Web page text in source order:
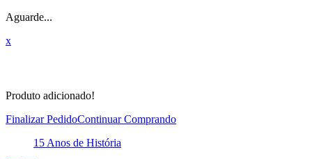
Aguarde...
x
Produto adicionado!
Finalizar PedidoContinuar Comprando
15 Anos de História